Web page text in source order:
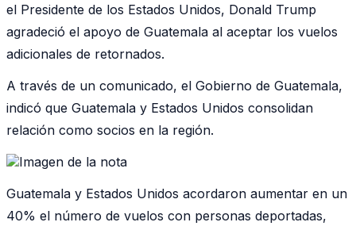
el Presidente de los Estados Unidos, Donald Trump
agradeció el apoyo de Guatemala al aceptar los vuelos
adicionales de retornados.
A través de un comunicado, el Gobierno de Guatemala,
indicó que Guatemala y Estados Unidos consolidan
relación como socios en la región.
Guatemala y Estados Unidos acordaron aumentar en un
40% el número de vuelos con personas deportadas,